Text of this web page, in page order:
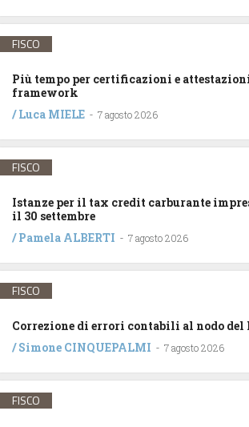
FISCO
Più tempo per certificazioni e
framework
/Luca MIELE - 7 agosto 2026
FISCO
Istanze per il tax credit carburante
il 30 settembre
/Pamela ALBERTI - 7 agosto 2026
FISCO
Correzione di errori contabili al nodo
/Simone CINQUEPALMI - 7 agosto 2026
FISCO